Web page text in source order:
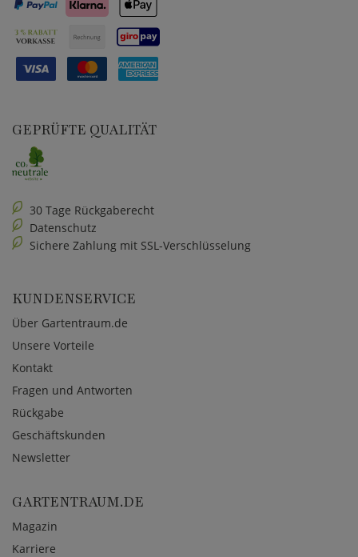
GEPRÜFTE QUALITÄT
30 Tage Rückgaberecht
Datenschutz
Sichere Zahlung mit SSL-Verschlüsselung
KUNDENSERVICE
Über Gartentraum.de
Unsere Vorteile
Kontakt
Fragen und Antworten
Rückgabe
Geschäftskunden
Newsletter
GARTENTRAUM.DE
Magazin
Karriere